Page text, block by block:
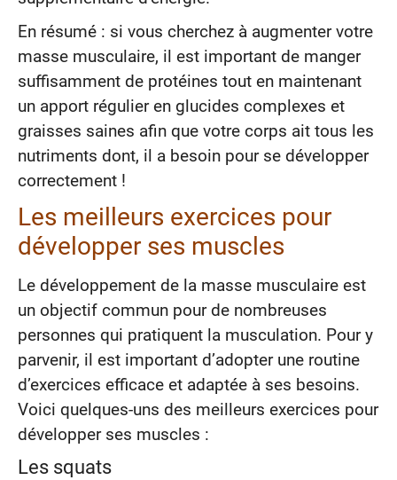
En résumé : si vous cherchez à augmenter votre
masse musculaire, il est important de manger
suffisamment de protéines tout en maintenant
un apport régulier en glucides complexes et
graisses saines afin que votre corps ait tous les
nutriments dont, il a besoin pour se développer
correctement !
Les meilleurs exercices pour
développer ses muscles
Le développement de la masse musculaire est
un objectif commun pour de nombreuses
personnes qui pratiquent la musculation. Pour y
parvenir, il est important d’adopter une routine
d’exercices efficace et adaptée à ses besoins.
Voici quelques-uns des meilleurs exercices pour
développer ses muscles :
Les squats